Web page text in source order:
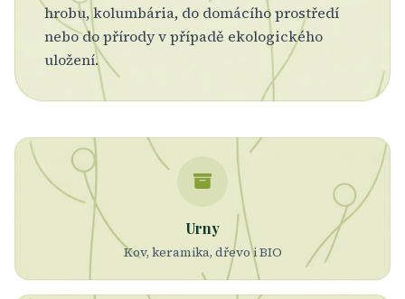
hrobu, kolumbária, do domácího prostředí
nebo do přírody v případě ekologického
uložení.
Urny
Kov, keramika, dřevo i BIO